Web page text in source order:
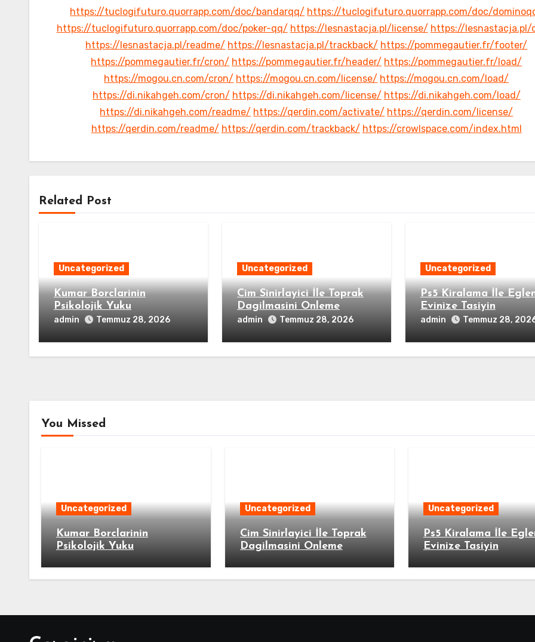
https://tuclogifuturo.quorrapp.com/doc/bandarqq/ https://tuclogifuturo.quorrapp.com/doc/
https://tuclogifuturo.quorrapp.com/doc/poker-qq/ https://lesnastacja.pl/license/ https://lesnastacja.pl/
https://lesnastacja.pl/readme/ https://lesnastacja.pl/trackback/ https://pommegautier.fr/footer/
https://pommegautier.fr/cron/ https://pommegautier.fr/header/ https://pommegautier.fr/load/
https://mogou.cn.com/cron/ https://mogou.cn.com/license/ https://mogou.cn.com/load/
https://di.nikahgeh.com/cron/ https://di.nikahgeh.com/license/ https://di.nikahgeh.com/load/
https://di.nikahgeh.com/readme/ https://qerdin.com/activate/ https://qerdin.com/license/
https://qerdin.com/readme/ https://qerdin.com/trackback/ https://crowlspace.com/index.html
Related Post
Uncategorized
Kumar Borclarinin
Psikolojik Yuku
admin Temmuz 28, 2026
Uncategorized
Cim Sinirlayici İle Toprak
Dagilmasini Onleme
admin Temmuz 28, 2026
Uncategorized
Ps5 Kiralama İle
Evinize Tasiyin
admin Temmuz 28,
You Missed
Uncategorized
Kumar Borclarinin
Psikolojik Yuku
Uncategorized
Cim Sinirlayici İle Toprak
Dagilmasini Onleme
Uncategorized
Ps5 Kiralama İle
Evinize Tasiyin